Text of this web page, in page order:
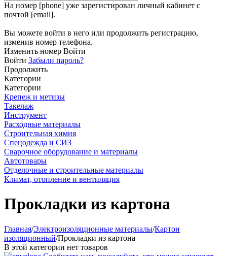
На номер [phone] уже зарегистирован личный кабинет с
почтой [email].
Вы можете войти в него или продолжить регистрацию,
изменив номер телефона.
Изменить номер Войти
Войти Забыли пароль?
Продолжить
Категории
Категории
Крепеж и метизы
Такелаж
Инструмент
Расходные материалы
Строительная химия
Спецодежда и СИЗ
Сварочное оборудование и материалы
Автотовары
Отделочные и строительные материалы
Климат, отопление и вентиляция
Прокладки из картона
Главная/Электроизоляционные материалы/Картон
изоляционный/Прокладки из картона
В этой категории нет товаров